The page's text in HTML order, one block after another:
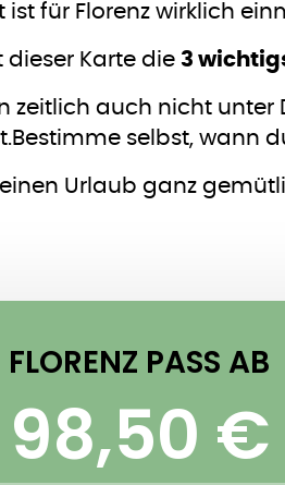
ist für Florenz wirklich
dieser Karte die 3
zeitlich auch nicht unter
selbst, wann
Urlaub ganz
FLORENZ PASS AB
98,50 €